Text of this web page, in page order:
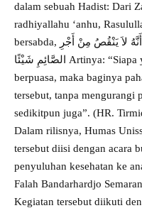
dalam sebuah Hadist: Dari
radhiyallahu ‘anhu,
bersabda, مَنْ فَطَّرَ صَائِمًا كَانَ لَهُ مِثْلُ أَجْرِهِ غَيْرَ أَنَّهُ لاَ يَنْقُصُ مِنْ أَجْرِ
الصَّائِمِ شَيْئًا Artinya: “Siapa yang memberi makan orang yang
berpuasa, maka baginya
tersebut, tanpa mengurangi
sedikitpun juga”. (HR.
Dalam rilisnya, Humas
tersebut diisi dengan acara
penyuluhan kesehatan ke
Falah Bandarhardjo
Kegiatan tersebut diikuti